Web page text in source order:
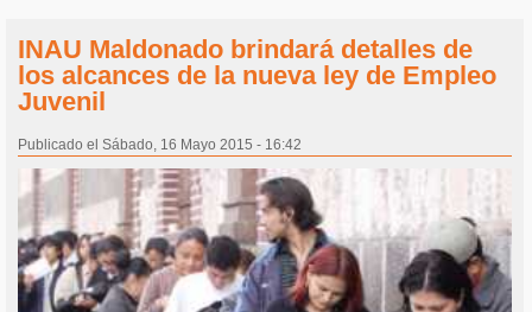
INAU Maldonado brindará detalles de
los alcances de la nueva ley de Empleo
Juvenil
Publicado el Sábado, 16 Mayo 2015 - 16:42